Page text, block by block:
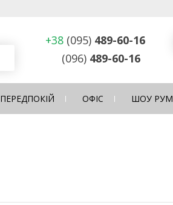
+38 (095) 489-60-16
(096) 489-60-16
ПЕРЕДПОКІЙ ОФІС ШОУ РУМ